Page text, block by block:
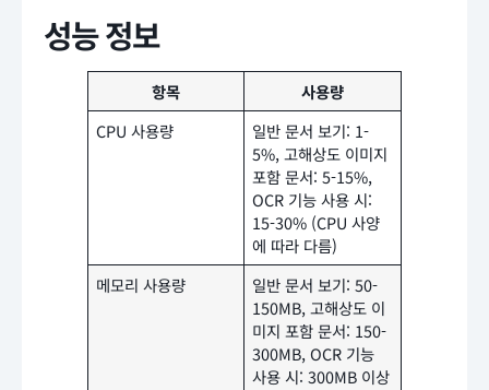
성능 정보
항목
사용량
CPU 사용량
일반 문서 보기: 1-
5%, 고해상도 이미지
포함 문서: 5-15%,
OCR 기능 사용 시:
15-30% (CPU 사양
에 따라 다름)
메모리 사용량
일반 문서 보기: 50-
150MB, 고해상도 이
미지 포함 문서: 150-
300MB, OCR 기능
사용 시: 300MB 이상